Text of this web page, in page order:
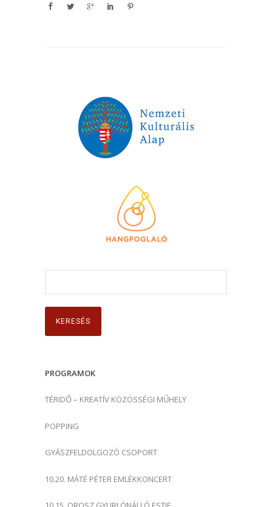
r
s
:PROGRAMOK
TÉRIDŐ – KREATÍV KÖZÖSSÉGI MŰHELY
POPPING
GYÁSZFELDOLGOZÓ CSOPORT
10.20. MÁTÉ PÉTER EMLÉKKONCERT